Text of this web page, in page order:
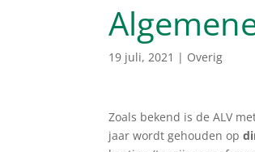
19 juli, 2021 | Overig
Zoals bekend is de ALV
jaar wordt gehouden op